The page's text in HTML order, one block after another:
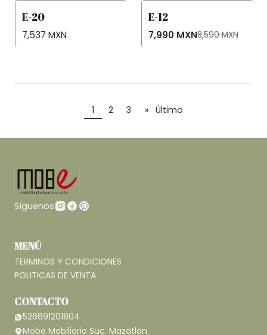
E-20
7,537 MXN
-7% OFF
E-12
7,990 MXN8,590 MXN
1 2 3 » Último
Síguenos
MENÚ
TERMINOS Y CONDICIONES
POLITICAS DE VENTA
CONTACTO
526691201804
Mobe Mobiliario Suc. Mazatlan